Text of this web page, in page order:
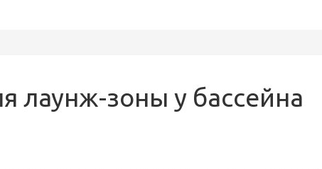
лаунж-зоны у бассейна